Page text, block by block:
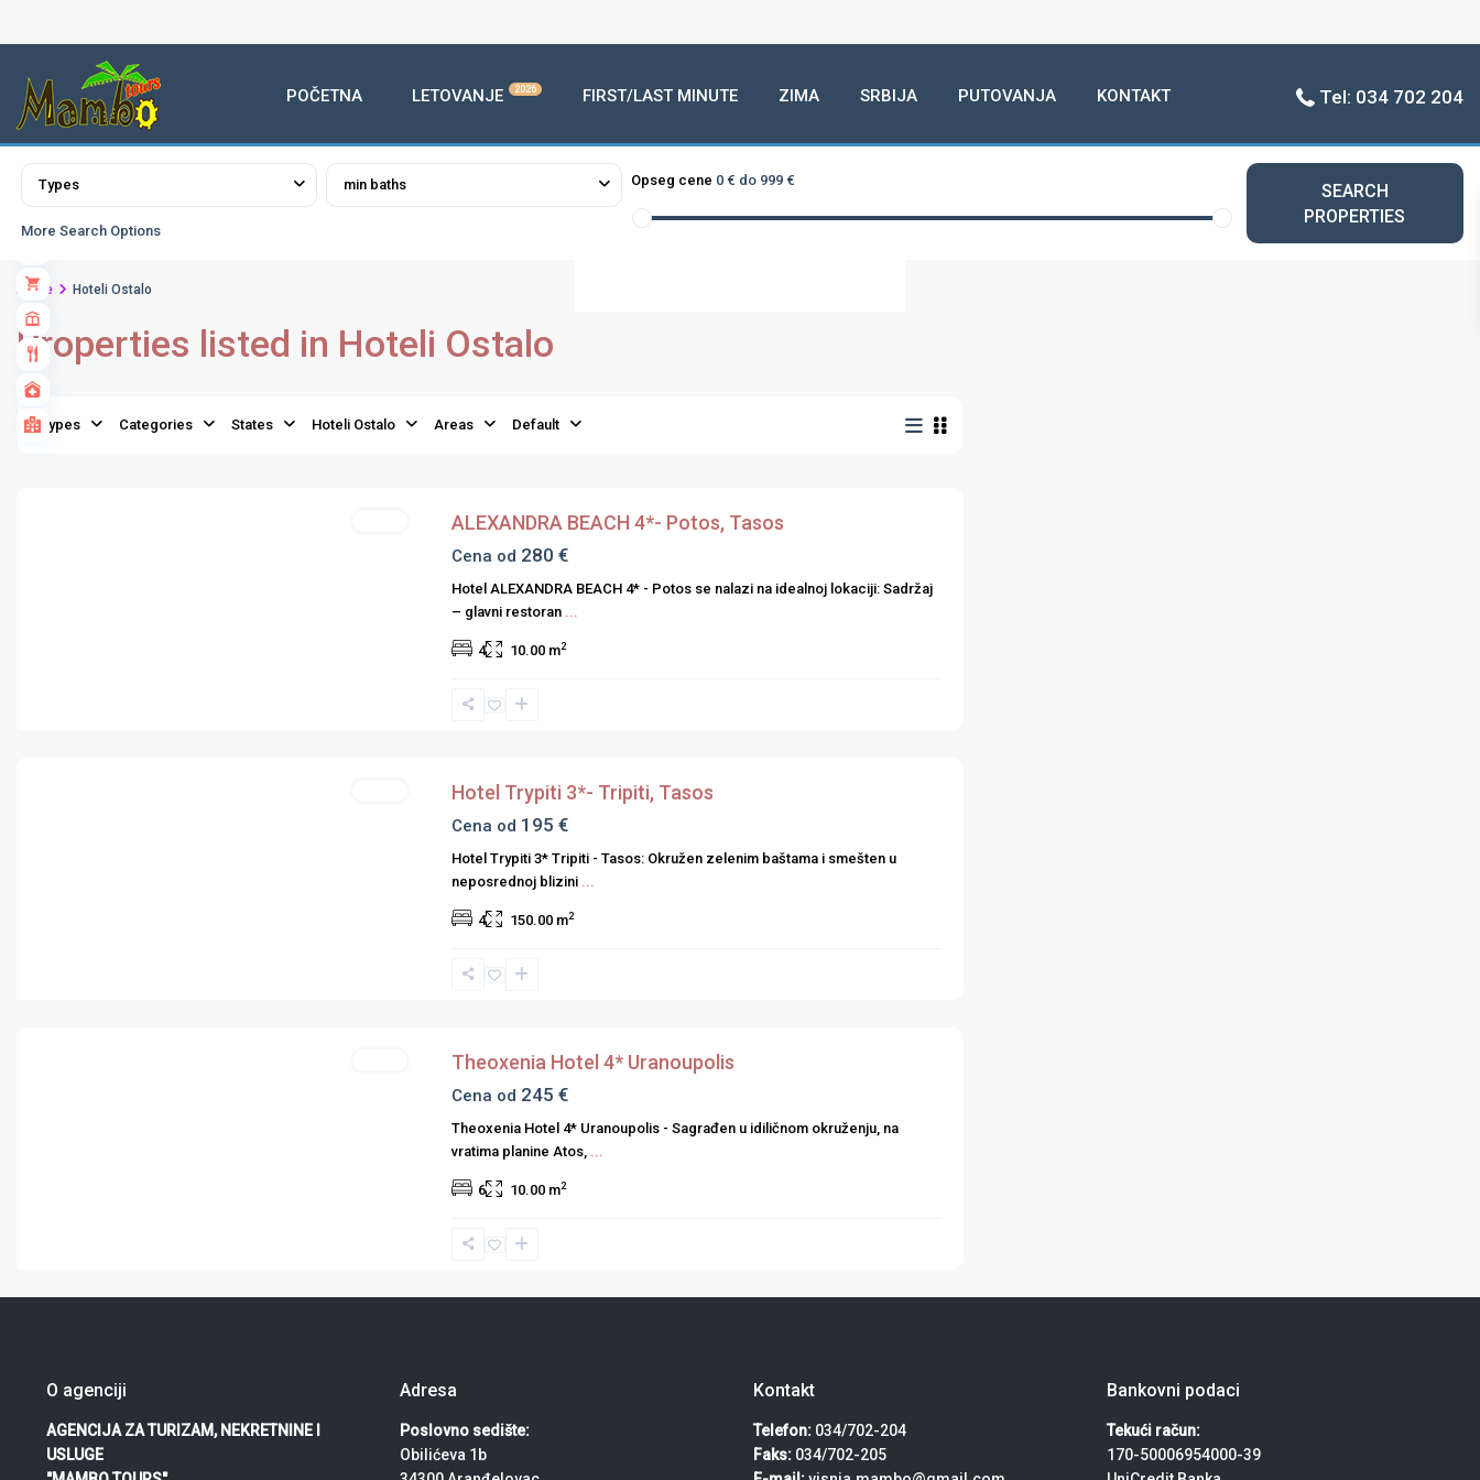
POČETNA LETOVANJE 2026 FIRST/LAST MINUTE ZIMA SRBIJA PUTOVANJA KONTAKT Tel: 034 702 204
3
loading... Prev
Advanced Search
Types min baths Opseg cene 0 € do 999 €
More Search Options
SEARCH
PROPERTIES
Home Hoteli Ostalo
Properties listed in Hoteli Ostalo
Types Categories States Hoteli Ostalo Areas Default
Grčka
Hoteli
ALEXANDRA BEACH 4*- Potos, Tasos
Cena od 280 €
Hotel ALEXANDRA BEACH 4* - Potos se nalazi na idealnoj lokaciji: Sadržaj
– glavni restoran ...
4 10.00 m2
Hotel Trypiti 3*- Tripiti, Tasos
Cena od 195 €
Hotel Trypiti 3* Tripiti - Tasos: Okružen zelenim baštama i smešten u
neposrednoj blizini ...
4 150.00 m2
Theoxenia Hotel 4* Uranoupolis
Cena od 245 €
Theoxenia Hotel 4* Uranoupolis - Sagrađen u idiličnom okruženju, na
vratima planine Atos, ...
6 10.00 m2
O agenciji
AGENCIJA ZA TURIZAM, NEKRETNINE I
USLUGE
Adresa
Poslovno sedište:
Obilićeva 1b
Kontakt
Telefon: 034/702-204
Faks: 034/702-205
Bankovni podaci
Tekući račun:
170-50006954000-39